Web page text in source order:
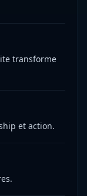
transforme
et action.